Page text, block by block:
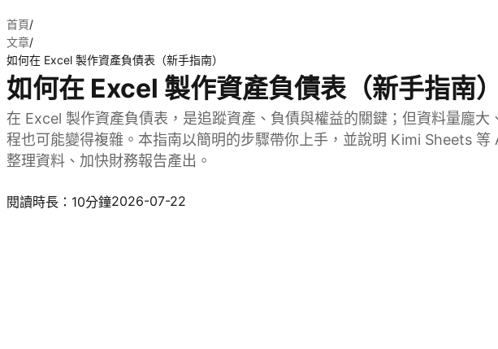
首頁/
文章/
如何在 Excel 製作資產負債表（新手指南）
如何在 Excel 製作資產負債表（新手指南）
在 Excel 製作資產負債表，是追蹤資產、負債與權益的關鍵；但資料量龐大
程也可能變得複雜。本指南以簡明的步驟帶你上手，並說明 Kimi Sheets 等
整理資料、加快財務報告產出。
閱讀時長：10分鐘2026-07-22